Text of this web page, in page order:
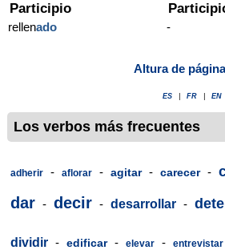
Participio
rellenado -
Altura de página
ES FR EN
Los verbos más frecuentes
adherir - aflorar - agitar - carecer -
dar - decir - desarrollar -
dividir - edificar - elevar - entrevistar